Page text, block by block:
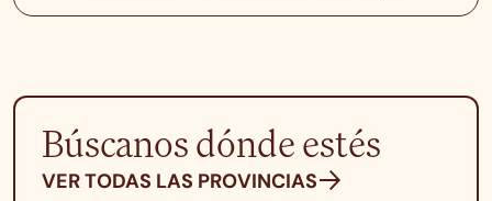
Búscanos dónde estés
VER TODAS LAS PROVINCIAS